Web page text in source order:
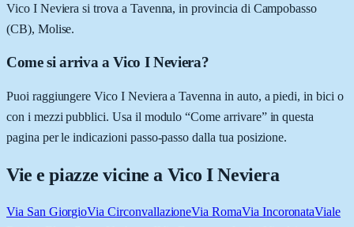
Vico I Neviera si trova a Tavenna, in provincia di Campobasso
(CB), Molise.
Come si arriva a Vico I Neviera?
Puoi raggiungere Vico I Neviera a Tavenna in auto, a piedi, in bici o
con i mezzi pubblici. Usa il modulo “Come arrivare” in questa
pagina per le indicazioni passo-passo dalla tua posizione.
Vie e piazze vicine a Vico I Neviera
Via San GiorgioVia CirconvallazioneVia RomaVia IncoronataViale